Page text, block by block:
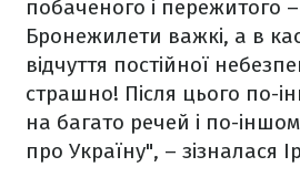
побаченого і пережитого
Бронежилети важкі, а в
відчуття постійної
страшно! Після цього по-
на багато речей і по-
про Україну", –